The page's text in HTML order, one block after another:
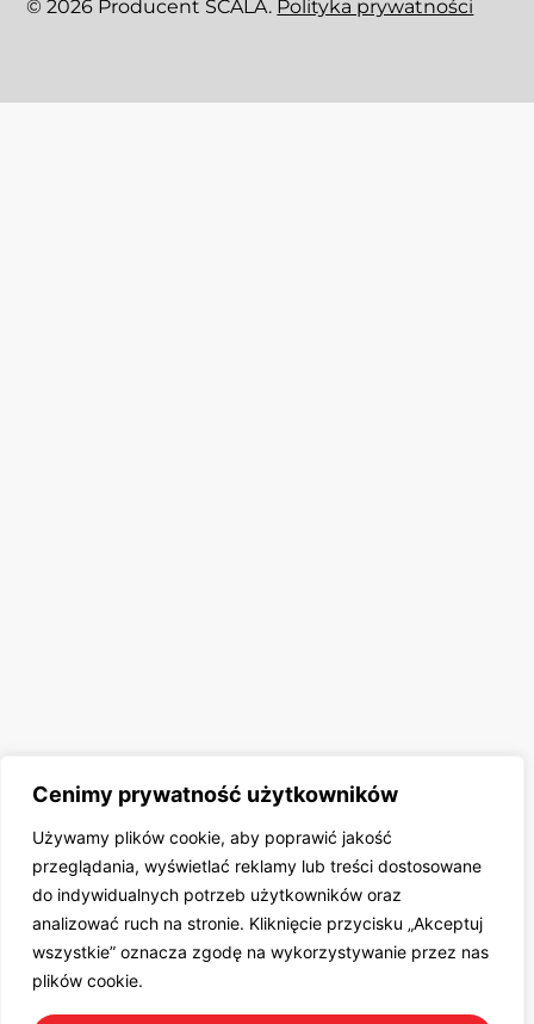
Cenimy prywatność użytkowników
Używamy plików cookie, aby poprawić jakość
przeglądania, wyświetlać reklamy lub treści dostosowane
do indywidualnych potrzeb użytkowników oraz
analizować ruch na stronie. Kliknięcie przycisku „Akceptuj
wszystkie” oznacza zgodę na wykorzystywanie przez nas
plików cookie.
© 2026 Producent SCALA. Polityka prywatności